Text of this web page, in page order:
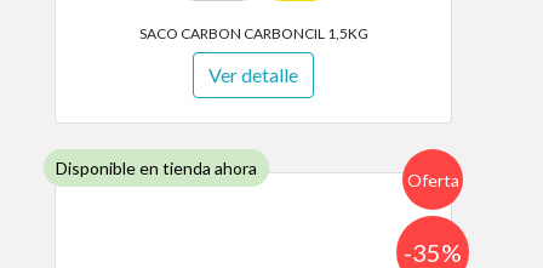
SACO CARBON CARBONCIL 1,5KG
Ver detalle
Disponible en tienda ahora
Oferta
-35%